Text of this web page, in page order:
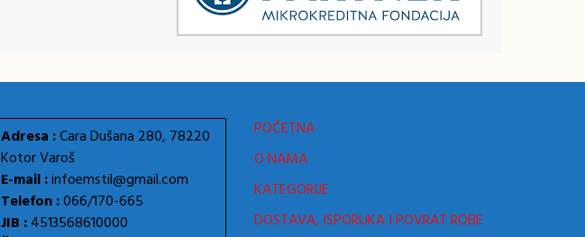
Adresa :Cara Dušana 280, 78220
Kotor Varoš
E-mail :infoemstil@gmail.com
Telefon :066/170-665
JIB :4513568610000
POČETNA
O NAMA
KATEGORIJE
DOSTAVA, ISPORUKA I POVRAT ROBE